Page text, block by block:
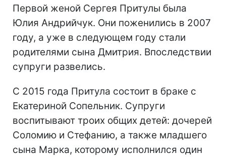
Первой женой Сергея Притулы была
Юлия Андрийчук. Они поженились в 2007
году, а уже в следующем году стали
родителями сына Дмитрия. Впоследствии
супруги развелись.
С 2015 года Притула состоит в браке с
Екатериной Сопельник. Супруги
воспитывают троих общих детей: дочерей
Соломию и Стефанию, а также младшего
сына Марка, которому исполнился один